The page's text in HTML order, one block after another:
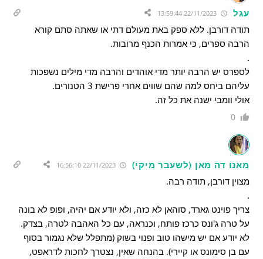
עגל
תודה דורבן. ללא ספק באת מעולם דתי או שאתה סתם קורא
הרבה ספרים, כי אמרות הכנף מרובות.
.
לספרס יש הרבה יותר מדי אוהדים והרבה מדי מילים נשפכות
עליהם ביחס למה שהם שווים אחרי פרישת 3 הטנורים.
אולי וומבי ישנה את כל זה.
0
מאנו דה מאן (לשעבר מיקי) 22/11/2023 16:56:10
מצוין דורבן, תודה רבה.
.
צריך פוינט גארד, סוהאן לא כזה, ולא יודע אם יהיה, ופופ לא בונה
על טרה ג'ונס כרכז פותח, וכנראה, עם כל האהבה לטרה, בצדק.
לא יודע אם יש מישהו טוב ופנוי בשוק (מתפלל שלא נגמור בסוף
עם בן סימונס או קיירי). בהנחה שאין, נצטרך לחכות לדראפט,